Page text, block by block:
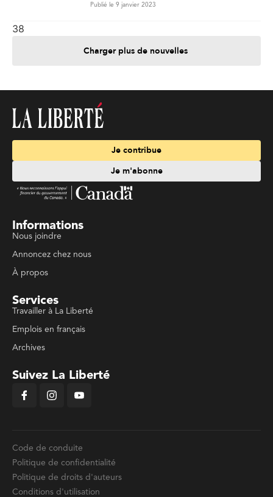
Publié le 9 janvier 2023
38
Charger plus de nouvelles
Je contribue
Je m'abonne
Informations
Nous joindre
Annoncez chez nous
À propos
Services
Travailler à La Liberté
Emplois en français
Archives
Suivez La Liberté
Code de conduite
Politique de confidentialité
Politique de droits d'auteurs
Conditions d'utilisation